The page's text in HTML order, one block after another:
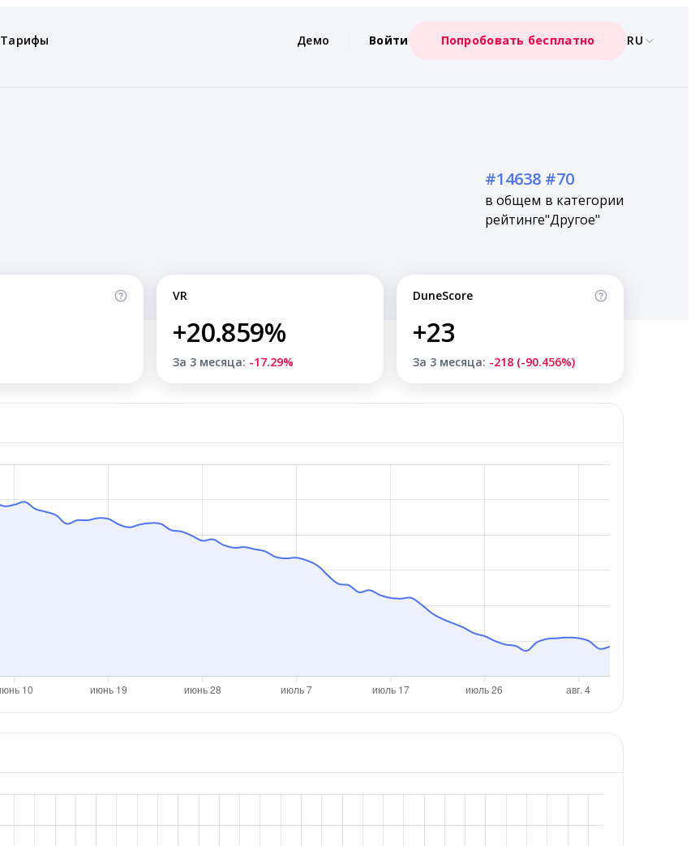
Тарифы Демо Войти Попробовать бесплатно RU
#14638
в общем
рейтинге
#70
в категории
"Другое"
VR
+20.859%
За 3 месяца: -17.29%
DuneScore
+23
За 3 месяца: -218 (-90.456%)